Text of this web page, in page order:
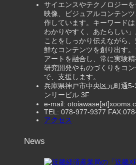
サイエンスやテクノロジー
映像、ビジュアルコンテン
作しています。キーワードは
わかりやすく、あたらしい
ことをしっかり伝えながら
鮮なコンテンツを創り出す
アートを融合し、常に実験精
研究開発やものづくりをコ
で、支援します。
兵庫県神戸市中央区元町通
ンリービル 3F
e-mail:
TEL: 078-977-9377
アクセス
News